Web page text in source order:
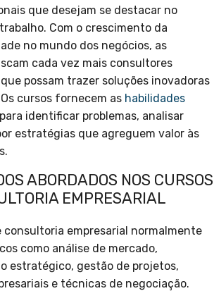
que desejam se destacar no
Com o crescimento da
no mundo dos negócios, as
cada vez mais consultores
possam trazer soluções inovadoras
cursos fornecem as habilidades
identificar problemas, analisar
estratégias que agreguem valor às
ABORDADOS NOS CURSOS
EMPRESARIAL
consultoria empresarial normalmente
como análise de mercado,
estratégico, gestão de projetos,
e técnicas de negociação.